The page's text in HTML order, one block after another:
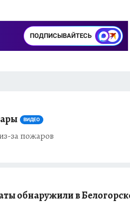
ПОДПИСЫВАЙТЕСЬ
ВИДЕО
за пожаров
обнаружили в